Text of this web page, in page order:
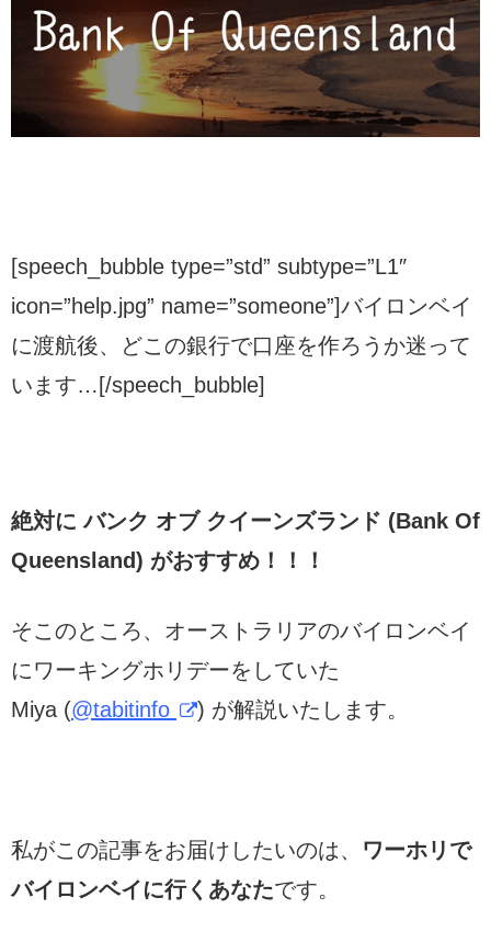
[speech_bubble type=”std” subtype=”L1″
icon=”help.jpg” name=”someone”]バイロンベイ
に渡航後、どこの銀行で口座を作ろうか迷って
います…[/speech_bubble]
絶対に バンク オブ クイーンズランド (Bank Of
Queensland) がおすすめ！！！
そこのところ、オーストラリアのバイロンベイ
にワーキングホリデーをしていた
Miya (@tabitinfo ) が解説いたします。
私がこの記事をお届けしたいのは、 ワーホリで
バイロンベイに行くあなたです。